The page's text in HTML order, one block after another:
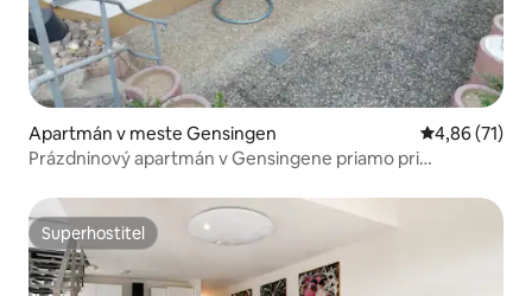
Apartmán v meste Gensingen Priemerné
4,86 (71)
Prázdninový apartmán v Gensingene priamo pri
Superhostiteľ
Superhostiteľ